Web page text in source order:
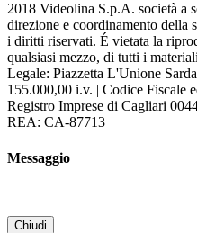
2018 Videolina S.p.A. società a
direzione e coordinamento della
i diritti riservati. É vietata la
qualsiasi mezzo, di tutti i
Legale: Piazzetta L'Unione
155.000,00 i.v. | Codice Fiscale
Registro Imprese di Cagliari
REA: CA-87713
Messaggio
Chiudi